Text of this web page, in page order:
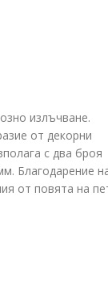
излъчване.
от декорни
с два броя
Благодарение
от повята на